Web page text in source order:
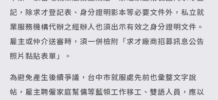
記，除求才登記表、身分證明影本等必要文件外，私立就
業服務機構代辦之經辦人也須出示有效之身分證明文件。
雇主或仲介送審時，須一併檢附「求才廠商招募訊息公告
照片黏貼表單」。
為避免產生後續爭議，台中市就服處先前也彙整文字說
帖，雇主聘僱家庭幫傭等藍領工作移工、雙語人員，應以